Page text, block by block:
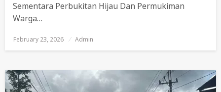
Sementara Perbukitan Hijau Dan Permukiman
Warga…
Posted
February 23, 2026 Admin